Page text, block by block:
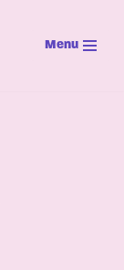
Menu